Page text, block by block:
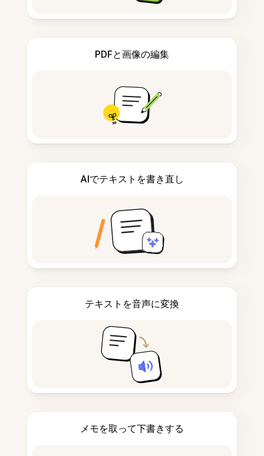
PDFと画像の編集
AIでテキストを書き直し
テキストを音声に変換
メモを取って下書きする